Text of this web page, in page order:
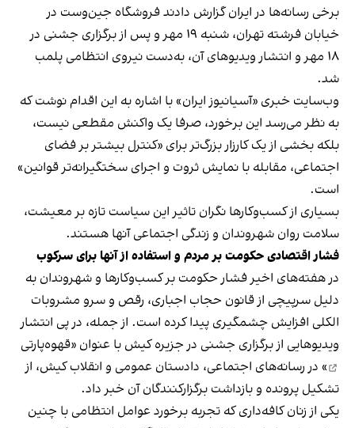
برخی رسانه‌ها در ایران گزارش دادند فروشگاه جین‌وست در
خیابان فرشته تهران، شنبه ۱۹ مهر و پس از برگزاری جشنی در
۱۸ مهر و انتشار ویدیوهای آن، به‌دست نیروی انتظامی پلمب
شد.
وب‌سایت خبری «آسیانیوز ایران» با اشاره به این اقدام نوشت که
به نظر می‌رسد این برخورد، صرفا یک واکنش مقطعی نیست،
بلکه بخشی از یک کارزار بزرگ‌تر برای «کنترل بیشتر بر فضای
اجتماعی، مقابله با نمایش ثروت و اجرای سختگیرانه‌تر قوانین»
است.
بسیاری از کسب‌وکارها نگران تاثیر این سیاست‌ تازه بر معیشت،
سلامت روان شهروندان و زندگی اجتماعی آنها هستند.
فشار اقتصادی حکومت بر مردم و استفاده از آنها برای سرکوب
در هفته‌های اخیر فشار حکومت بر کسب‌وکارها و شهروندان به
دلیل سرپیچی از قانون حجاب اجباری، رقص و سرو مشروبات
الکلی افزایش چشمگیری پیدا کرده است. از جمله، در پی انتشار
ویدیوهایی از برگزاری جشنی در جزیره کیش با عنوان «قهوه‌پارتی
» در رسانه‌های اجتماعی، دادستان عمومی و انقلاب کیش، از
تشکیل پرونده و بازداشت برگزارکنندگان آن خبر داد.
یکی از زنان کافه‌داری که تجربه برخورد عوامل انتظامی با چنین